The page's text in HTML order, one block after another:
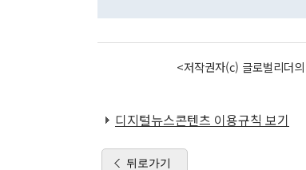
<저작권자(c) 글로벌리더
디지털뉴스콘텐츠 이용규칙 보기
뒤로가기